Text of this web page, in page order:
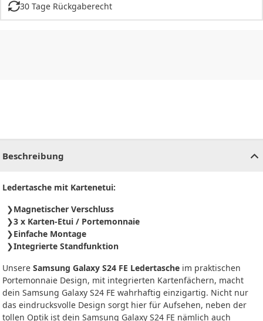
30 Tage Rückgaberecht
Beschreibung
Ledertasche mit Kartenetui:
Magnetischer Verschluss
3 x Karten-Etui / Portemonnaie
Einfache Montage
Integrierte Standfunktion
Unsere Samsung Galaxy S24 FE Ledertasche im praktischen
Portemonnaie Design, mit integrierten Kartenfächern, macht
dein Samsung Galaxy S24 FE wahrhaftig einzigartig. Nicht nur
das eindrucksvolle Design sorgt hier für Aufsehen, neben der
tollen Optik ist dein Samsung Galaxy S24 FE nämlich auch